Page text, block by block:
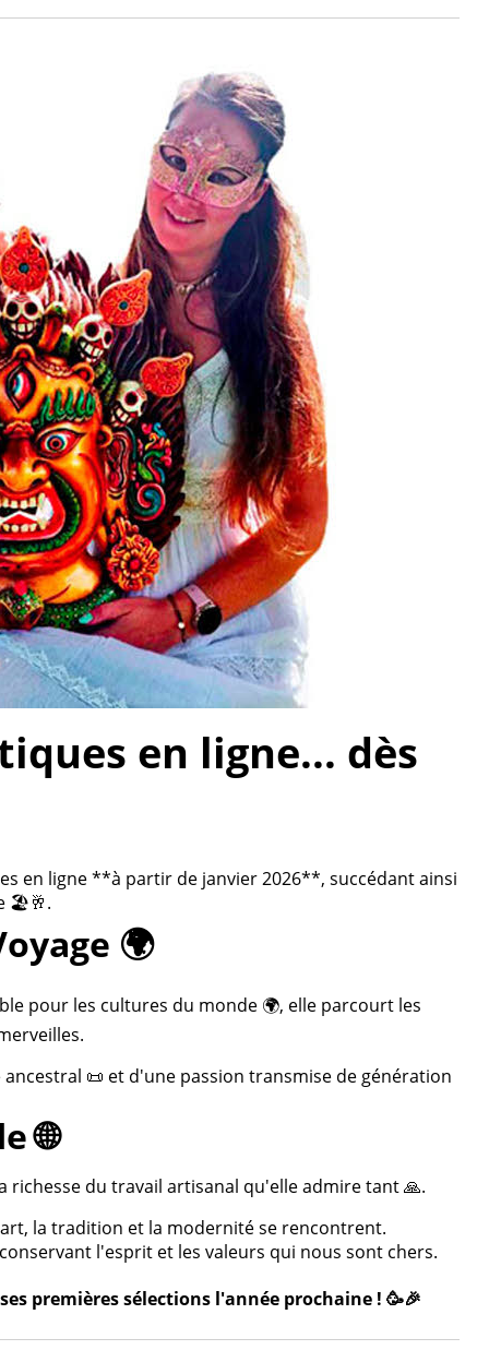
en ligne... dès
en ligne **à partir de janvier 2026**, succédant ainsi
🏖️🥂.
🌍
pour les cultures du monde 🌍, elle parcourt les
📜 et d'une passion transmise de génération
🌐
richesse du travail artisanal qu'elle admire tant 🙏.
la tradition et la modernité se rencontrent.
l'esprit et les valeurs qui nous sont chers.
premières sélections l'année prochaine ! 🥳🎉